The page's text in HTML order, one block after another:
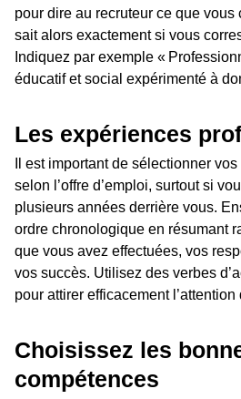
pour dire au recruteur ce que vous
sait alors exactement si vous
Indiquez par exemple «
éducatif et social expérimenté à
Les expériences
Il est important de sélectionner
selon l’offre d’emploi, surtout si
plusieurs années derrière vous.
ordre chronologique en résumant
que vous avez effectuées, vos
vos succès. Utilisez des verbes
pour attirer efficacement l’attention
Choisissez les
compétences